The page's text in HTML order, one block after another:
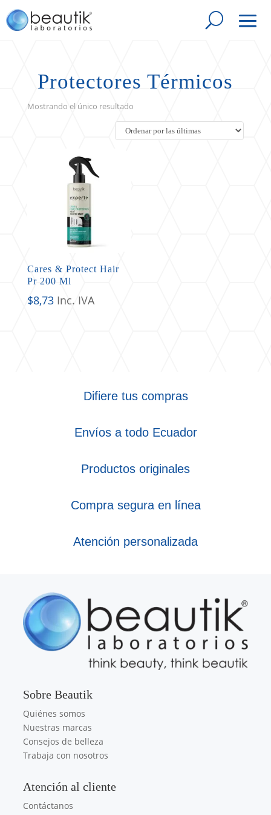
Protectores Térmicos
Mostrando el único resultado
Cares & Protect Hair
Pr 200 Ml
$8,73 Inc. IVA
Difiere tus compras
Envíos a todo Ecuador
Productos originales
Compra segura en línea
Atención personalizada
Sobre Beautik
Quiénes somos
Nuestras marcas
Consejos de belleza
Trabaja con nosotros
Atención al cliente
Contáctanos